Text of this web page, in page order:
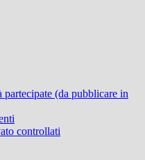
partecipate (da pubblicare in
controllati